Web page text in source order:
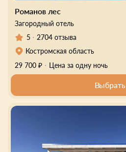
Романов лес
Загородный отель
5
2704 отзыва
Костромская область
29 700 ₽
Цена за одну ночь
Выбрать